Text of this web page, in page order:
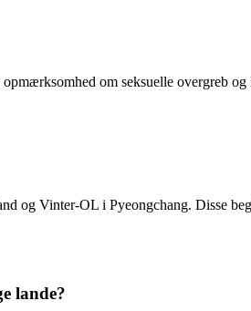
om seksuelle overgreb
og Vinter-OL i Pyeongchang. Disse
lande?